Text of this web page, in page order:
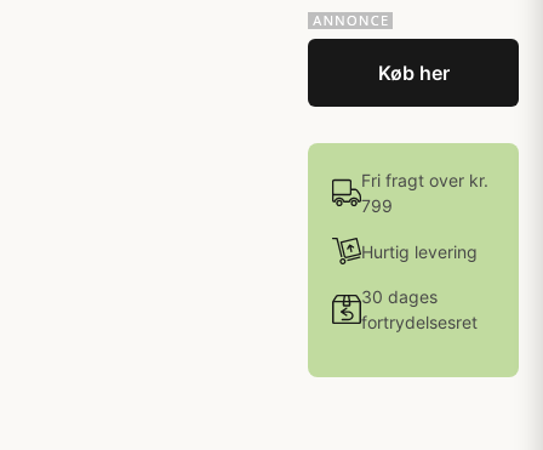
Køb her
Fri fragt over kr.
799
Hurtig levering
30 dages
fortrydelsesret